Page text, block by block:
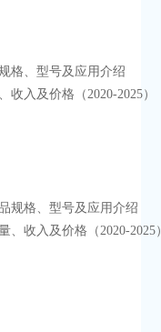
品规格、型号及应用介绍
量、收入及价格（2020-2025）
产品规格、型号及应用介绍
销量、收入及价格（2020-2025